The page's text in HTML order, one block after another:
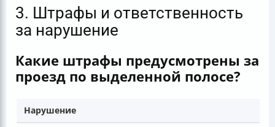
3. Штрафы и ответственность
за нарушение
Какие штрафы предусмотрены за
проезд по выделенной полосе?
Нарушение